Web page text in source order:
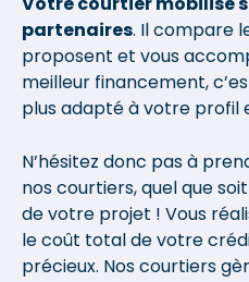
partenaires. Il compare
proposent et vous
meilleur financement,
plus adapté à votre profil
N’hésitez donc pas à
nos courtiers, quel que
de votre projet ! Vous
le coût total de votre
précieux. Nos courtiers